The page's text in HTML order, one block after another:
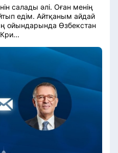
салады әлі. Оған менің
едім. Айтқаным айдай
ойындарында Өзбекстан